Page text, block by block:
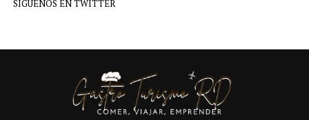
SIGUENOS EN TWITTER